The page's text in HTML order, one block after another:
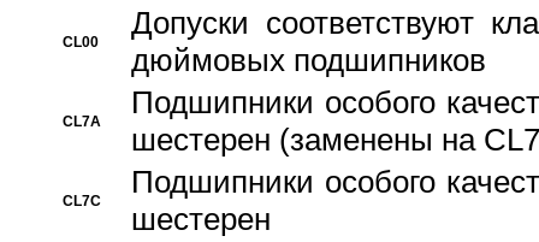
CL00
Допуски соответствуют
дюймовых подшипников
CL7A
Подшипники особого
шестерен (заменены на
CL7C
Подшипники особого
шестерен